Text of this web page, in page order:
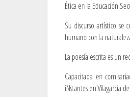
Ética en la Educación
Su discurso artístico
humano con la
La poesía escrita es un
Capacitada en
iNstantes en Vilagarcía